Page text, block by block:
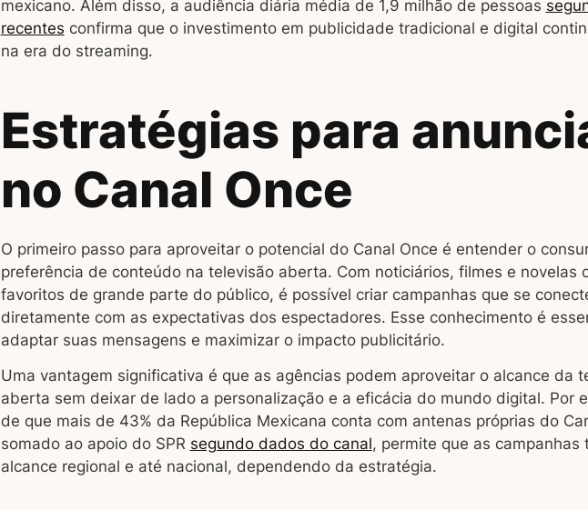
mexicano. Além disso, a audiência diária média de 1,9 milhão de pessoas
recentes confirma que o investimento em publicidade tradicional e digital
na era do streaming.
Estratégias para
no Canal Once
O primeiro passo para aproveitar o potencial do Canal Once é entender o
preferência de conteúdo na televisão aberta. Com noticiários, filmes e novelas
favoritos de grande parte do público, é possível criar campanhas que se
diretamente com as expectativas dos espectadores. Esse conhecimento é
adaptar suas mensagens e maximizar o impacto publicitário.
Uma vantagem significativa é que as agências podem aproveitar o alcance da
aberta sem deixar de lado a personalização e a eficácia do mundo digital. Por
de que mais de 43% da República Mexicana conta com antenas próprias do
somado ao apoio do SPR segundo dados do canal, permite que as campanhas
alcance regional e até nacional, dependendo da estratégia.